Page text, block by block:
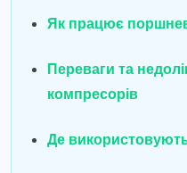
Як працює
Переваги та
компресорів
Де